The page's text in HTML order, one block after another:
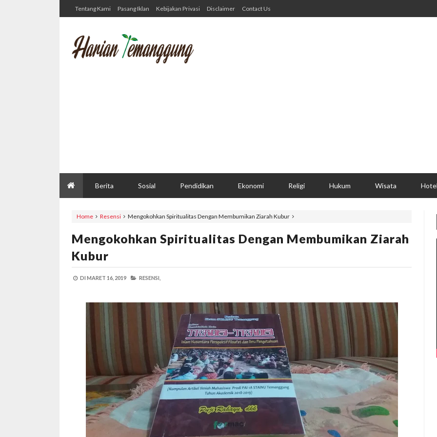
Tentang Kami Pasang Iklan Kebijakan Privasi Disclaimer Contact Us
Berita Sosial Pendidikan Ekonomi Religi Hukum Wisata Hotel
Home Resensi Mengokohkan Spiritualitas Dengan Membumikan Ziarah Kubur
Mengokohkan Spiritualitas Dengan Membumikan Ziarah
Kubur
DI MARET 16, 2019 RESENSI,